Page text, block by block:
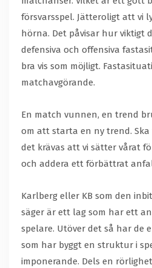
försvarsspel. Jätteroligt att vi
hörna. Det påvisar hur viktigt
defensiva och offensiva
bra vis som möjligt.
matchavgörande.
En match vunnen, en trend
om att starta en ny trend. Ska
det krävas att vi sätter vårat
och addera ett förbättrat
Karlberg eller KB som den
säger är ett lag som har ett
spelare. Utöver det så har de
som har byggt en struktur i
imponerande. Dels en